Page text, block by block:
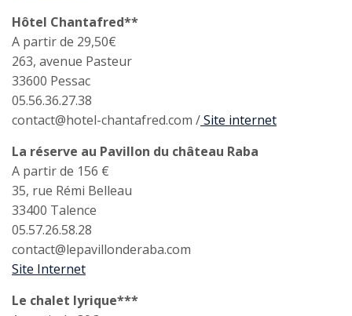
Hôtel Chantafred**
A partir de 29,50€
263, avenue Pasteur
33600 Pessac
05.56.36.27.38
contact@hotel-chantafred.com /Site internet
La réserve au Pavillon du château Raba
A partir de 156 €
35, rue Rémi Belleau
33400 Talence
05.57.26.58.28
contact@lepavillonderaba.com
Site Internet
Le chalet lyrique***